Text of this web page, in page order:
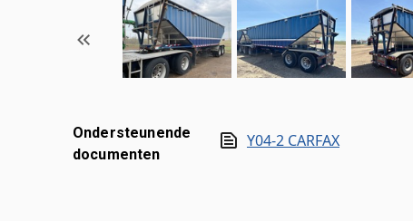
Ondersteunende
documenten
Y04-2 CARFAX